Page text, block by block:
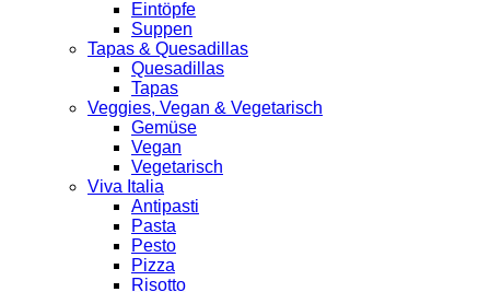
Eintöpfe
Suppen
Tapas & Quesadillas
Quesadillas
Tapas
Veggies, Vegan & Vegetarisch
Gemüse
Vegan
Vegetarisch
Viva Italia
Antipasti
Pasta
Pesto
Pizza
Risotto